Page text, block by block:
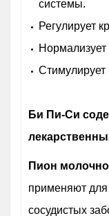
системы.
Регулирует
Би Пи-Си
Пион
применяют для
сосудистых